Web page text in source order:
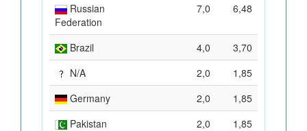
Russian
Federation
7,0 6,48
Brazil 4,0
3,70
N/A
2,0
1,85
Germany
2,0
1,85
Pakistan
2,0
1,85